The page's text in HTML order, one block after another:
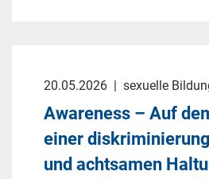
20.05.2026 | sexuelle
Awareness – Auf
einer
und achtsamen